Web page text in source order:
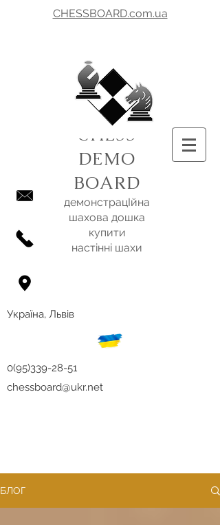
CHESSBOARD.com.ua
CHESS
DEMO
BOARD
демонстрацІйна
шахова дошка
купити
настінні шахи
Україна, Львів
0(95)339-28-51
chessboard@ukr.net
БЛОГ